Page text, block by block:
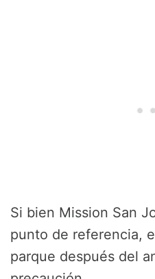
Si bien Mission San
punto de referencia,
parque después del